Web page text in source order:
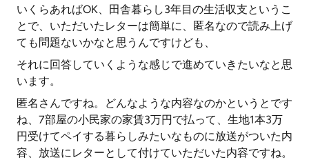
いくらあればOK、田舎暮らし3年目の生活収支というこ
とで、いただいたレターは簡単に、匿名なので読み上げ
ても問題ないかなと思うんですけども、
それに回答していくような感じで進めていきたいなと思
います。
匿名さんですね。どんなような内容なのかというとです
ね、7部屋の小民家の家賃3万円で払って、生地1本3万
円受けてペイする暮らしみたいなものに放送がついた内
容、放送にレターとして付けていただいた内容ですね。